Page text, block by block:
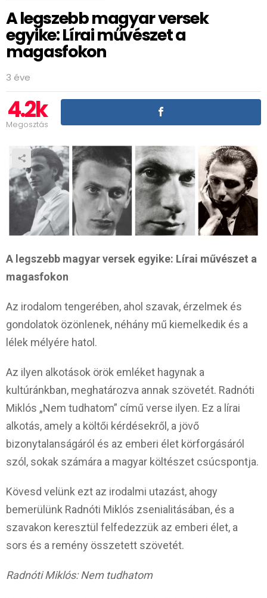
A legszebb magyar versek
egyike: Lírai művészet a
magasfokon
3 éve
4.2k
Megosztás
A legszebb magyar versek egyike: Lírai művészet a
magasfokon
Az irodalom tengerében, ahol szavak, érzelmek és
gondolatok özönlenek, néhány mű kiemelkedik és a
lélek mélyére hatol.
Az ilyen alkotások örök emléket hagynak a
kultúránkban, meghatározva annak szövetét. Radnóti
Miklós „Nem tudhatom” című verse ilyen. Ez a lírai
alkotás, amely a költői kérdésekről, a jövő
bizonytalanságáról és az emberi élet körforgásáról
szól, sokak számára a magyar költészet csúcspontja.
Kövesd velünk ezt az irodalmi utazást, ahogy
bemerülünk Radnóti Miklós zsenialitásában, és a
szavakon keresztül felfedezzük az emberi élet, a
sors és a remény összetett szövetét.
Radnóti Miklós: Nem tudhatom